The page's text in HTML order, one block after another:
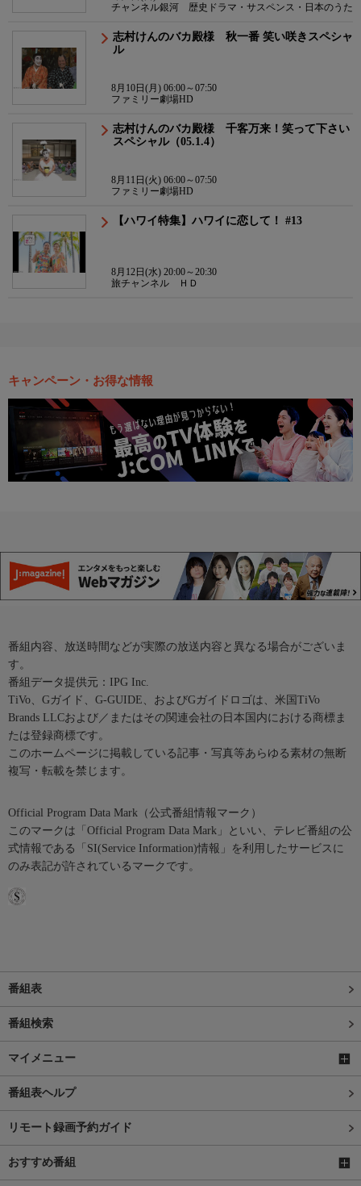
チャンネル銀河 歴史ドラマ・サスペンス・日本のうた
志村けんのバカ殿様 秋一番 笑い咲きスペシャ
ル
8月10日(月) 06:00～07:50
ファミリー劇場HD
志村けんのバカ殿様 千客万来！笑って下さい
スペシャル（05.1.4）
8月11日(火) 06:00～07:50
ファミリー劇場HD
【ハワイ特集】ハワイに恋して！ #13
8月12日(水) 20:00～20:30
旅チャンネル ＨＤ
キャンペーン・お得な情報
番組内容、放送時間などが実際の放送内容と異なる場合がございま
す。
番組データ提供元：IPG Inc.
TiVo、Gガイド、G-GUIDE、およびGガイドロゴは、米国TiVo
Brands LLCおよび／またはその関連会社の日本国内における商標ま
たは登録商標です。
このホームページに掲載している記事・写真等あらゆる素材の無断
複写・転載を禁じます。
Official Program Data Mark（公式番組情報マーク）
このマークは「Official Program Data Mark」といい、テレビ番組の公
式情報である「SI(Service Information)情報」を利用したサービスに
のみ表記が許されているマークです。
番組表
番組検索
マイメニュー
番組表ヘルプ
リモート録画予約ガイド
おすすめ番組